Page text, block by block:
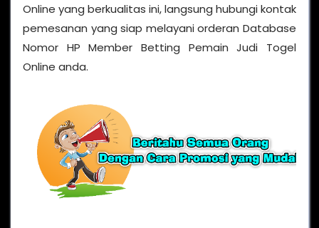
Online yang berkualitas ini, langsung hubungi kontak
pemesanan yang siap melayani orderan Database
Nomor HP Member Betting Pemain Judi Togel
Online anda.